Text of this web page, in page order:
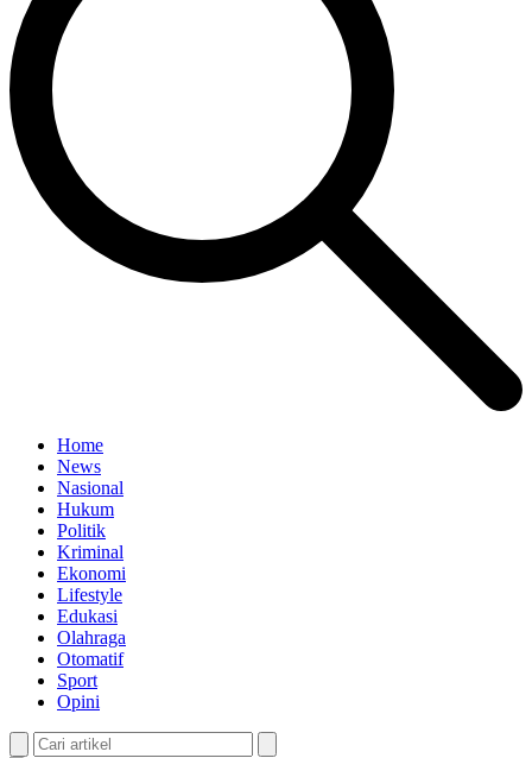
Home
News
Nasional
Hukum
Politik
Kriminal
Ekonomi
Lifestyle
Edukasi
Olahraga
Otomatif
Sport
Opini